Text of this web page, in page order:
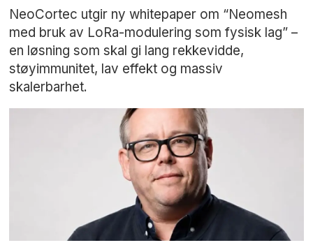
NeoCortec utgir ny whitepaper om “Neomesh
med bruk av LoRa-modulering som fysisk lag” –
en løsning som skal gi lang rekkevidde,
støyimmunitet, lav effekt og massiv
skalerbarhet.